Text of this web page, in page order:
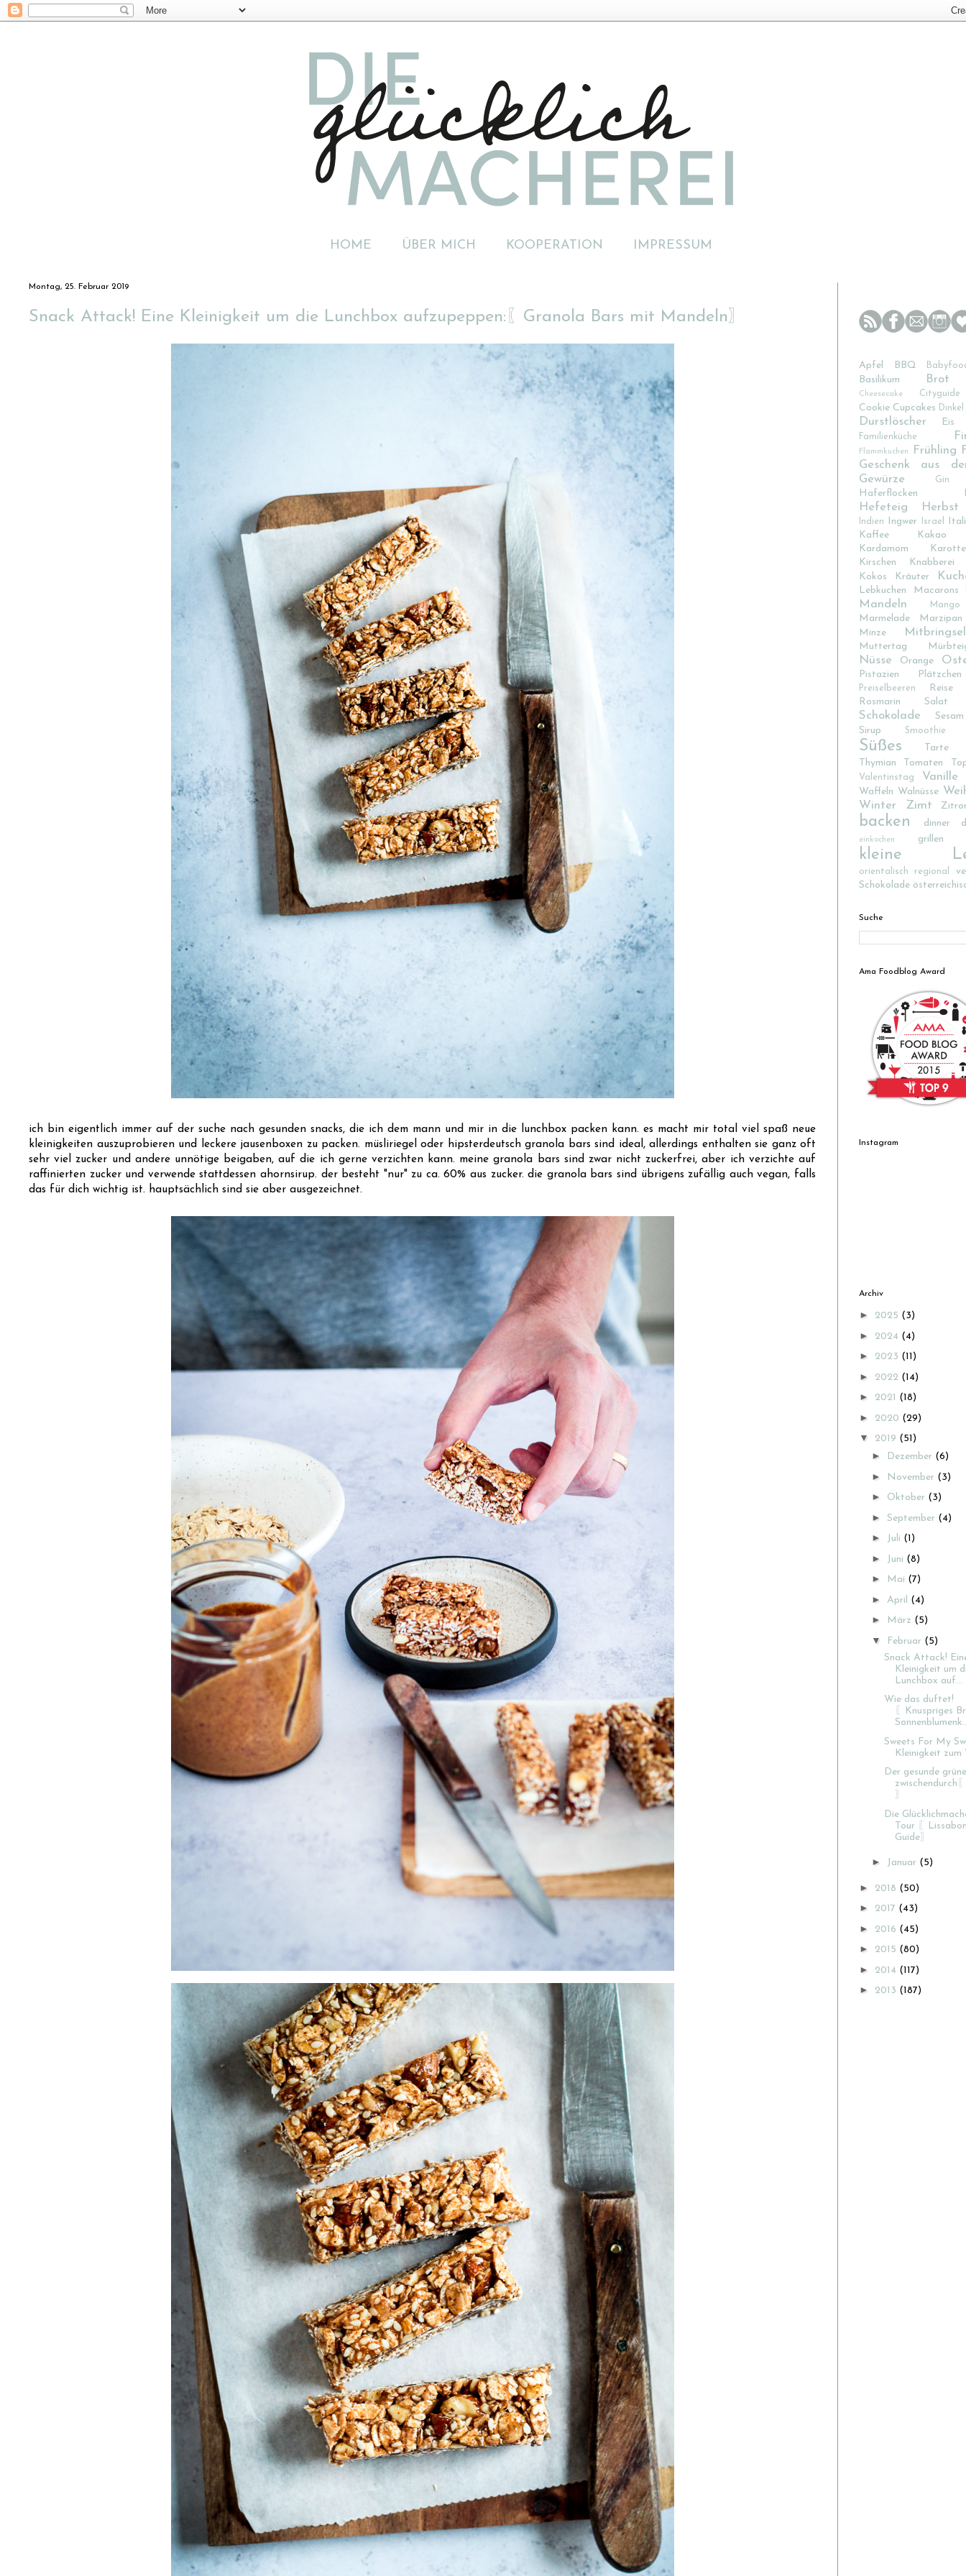
HOME ÜBER MICH KOOPERATION IMPRESSUM
Montag, 25. Februar 2019
Snack Attack! Eine Kleinigkeit um die Lunchbox aufzupeppen:〖Granola Bars mit Mandeln〗
ich bin eigentlich immer auf der suche nach gesunden snacks, die ich dem mann und mir in die lunchbox packen kann. es macht mir total viel spaß neue
kleinigkeiten auszuprobieren und leckere jausenboxen zu packen. müsliriegel oder hipsterdeutsch granola bars sind ideal, allerdings enthalten sie ganz oft
sehr viel zucker und andere unnötige beigaben, auf die ich gerne verzichten kann. meine granola bars sind zwar nicht zuckerfrei, aber ich verzichte auf
raffinierten zucker und verwende stattdessen ahornsirup. der besteht "nur" zu ca. 60% aus zucker. die granola bars sind übrigens zufällig auch vegan, falls
das für dich wichtig ist. hauptsächlich sind sie aber ausgezeichnet.
Apfel BBQ
Basilikum Brot
Cheesecake Cityguide
Cookie Cupcakes Dinkel
Durstlöscher Eis
Familienküche
Flammkuchen Frühling
Geschenk aus
Gewürze
Gin
Haferflocken
Hefeteig Herbst
Indien Ingwer Israel
Kaffee
Kakao
Kardamom
Karotte
Kirschen
Knabberei
Kokos
Kräuter
Lebkuchen Macarons
Mandeln Mango
Marmelade
Marzipan
Minze
Mitbringsel
Muttertag
Nüsse Orange
Pistazien Plätzchen
Preiselbeeren
Reise
Rosmarin
Salat
Schokolade
Sesam
Sirup
Smoothie
Süßes
Tarte
Thymian
Tomaten
Valentinstag Vanille
Waffeln Walnüsse
Winter
Zimt
backen dinner
einkochen grillen
kleine
orientalisch regional
Schokolade
Suche
Ama Foodblog Award
Instagram
Archiv
► 2025 (3)
► 2024 (4)
► 2023 (11)
► 2022 (14)
► 2021 (18)
► 2020 (29)
▼ 2019 (51)
► Dezember (6)
► November (3)
► Oktober (3)
► September (4)
► Juli (1)
► Juni (8)
► Mai (7)
► April (4)
► März (5)
▼ Februar (5)
Snack Attack!
Kleinigkeit um
Lunchbox auf...
Wie das duftet!
〖Knuspriges
Sweets For My
Kleinigkeit zum
Der gesunde
zwischendurch
〗
Die
Tour 〖
Guide〗
► Januar (5)
► 2018 (50)
► 2017 (43)
► 2016 (45)
► 2015 (80)
► 2014 (117)
► 2013 (187)